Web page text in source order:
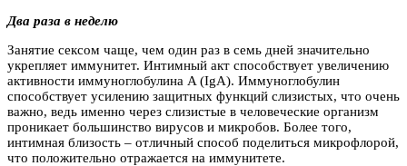
Два раза в неделю
Занятие сексом чаще, чем один раз в семь дней значительно
укрепляет иммунитет. Интимный акт способствует увеличению
активности иммуноглобулина A (IgA). Иммуноглобулин
способствует усилению защитных функций слизистых, что очень
важно, ведь именно через слизистые в человеческие организм
проникает большинство вирусов и микробов. Более того,
интимная близость – отличный способ поделиться микрофлорой,
что положительно отражается на иммунитете.